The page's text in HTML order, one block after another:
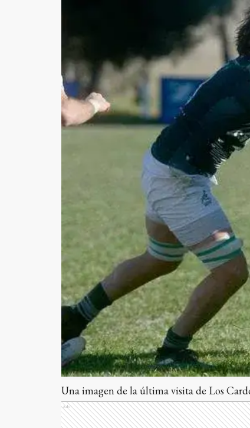
Una imagen de la última visita de Los
Ads